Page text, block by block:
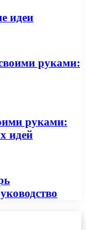
идеи
руками:
руками:
идей